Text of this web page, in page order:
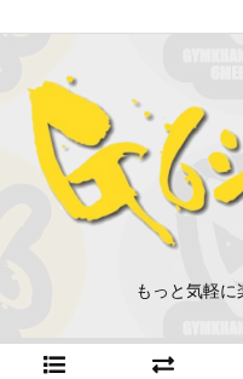
もっと気軽に